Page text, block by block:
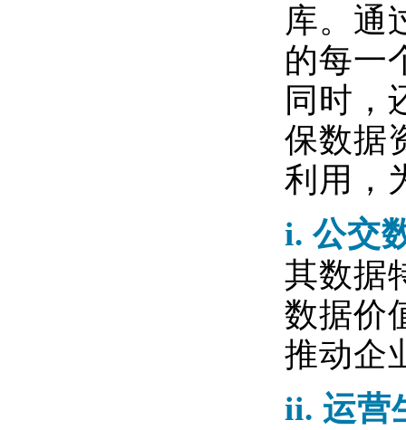
库。通
的每一
同时，
保数据
利用，
i.公交
其数据
数据价
推动企
ii. 运营